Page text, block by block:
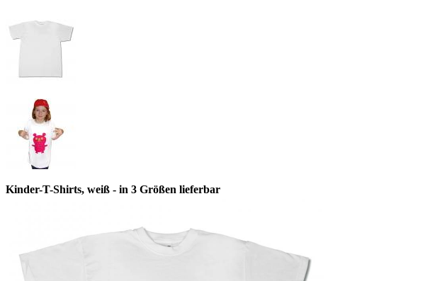
Kinder-T-Shirts, weiß - in 3 Größen lieferbar